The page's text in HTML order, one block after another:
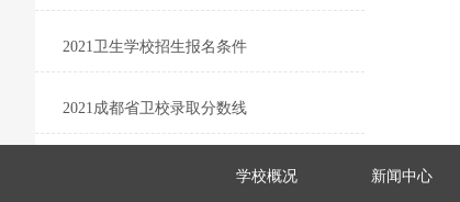
2021卫生学校招生报名条件
2021成都省卫校录取分数线
学校概况 新闻中心